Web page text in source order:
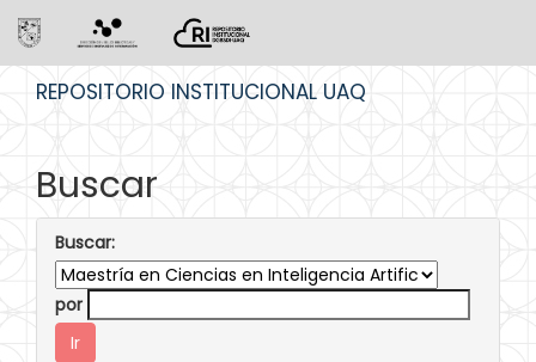
REPOSITORIO INSTITUCIONAL UAQ
Buscar
Buscar:
por